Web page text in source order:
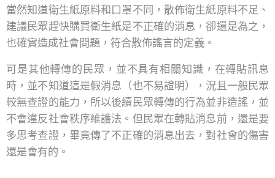
當然知道衛生紙原料和口罩不同，散佈衛生紙原料不足、
建議民眾趕快購買衛生紙是不正確的消息，卻還是為之，
也確實造成社會問題，符合散佈謠言的定義。
可是其他轉傳的民眾，並不具有相關知識，在轉貼訊息
時，並不知道這是假消息（也不易證明），況且一般民眾
較無查證的能力，所以後續民眾轉傳的行為並非造謠，並
不會違反社會秩序維護法。但民眾在轉貼消息前，還是要
多思考查證，畢竟傳了不正確的消息出去，對社會的傷害
還是會有的。